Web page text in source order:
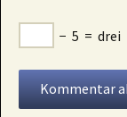
− 5 = drei